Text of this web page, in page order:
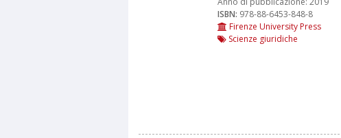
ISBN: 978-88-6453-848-8
Firenze University Press
Scienze giuridiche